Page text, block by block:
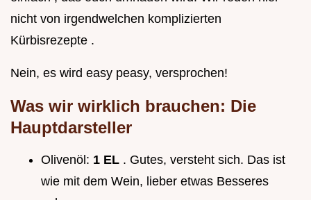
nicht von irgendwelchen komplizierten
Kürbisrezepte .
Nein, es wird easy peasy, versprochen!
Was wir wirklich brauchen: Die
Hauptdarsteller
Olivenöl: 1 EL . Gutes, versteht sich. Das ist
wie mit dem Wein, lieber etwas Besseres